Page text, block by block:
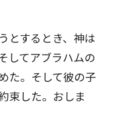
とするとき、神は
してアブラハムの
た。そして彼の子
束した。おしま